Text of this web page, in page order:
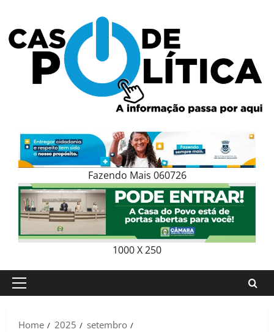
content
Fazendo Mais 060726
1000 X 250
Primary
Home
2025
setembro